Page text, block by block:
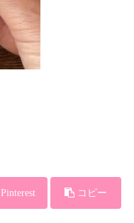
Pinterest コピー